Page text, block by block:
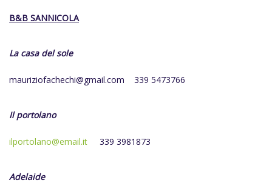
B&B SANNICOLA
La casa del sole
mauriziofachechi@gmail.com 339 5473766
Il portolano
ilportolano@email.it 339 3981873
Adelaide